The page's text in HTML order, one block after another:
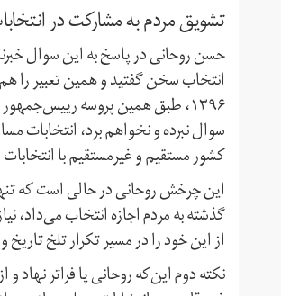
تشویق مردم به مشارکت در
حسن روحانی در پاسخ به این سوال
۱۳۹۶، طبق همین پروسه
سوال نبرده و نخواهم برد،
کشور مستقیم و غیرمستقیم با
این چرخش روحانی در حالی است که
گذشته‌ به مردم اجازه انتخاب
از این خود را در مسیر تکرار تلخ
نکته دوم این‌که روحانی پا فراتر